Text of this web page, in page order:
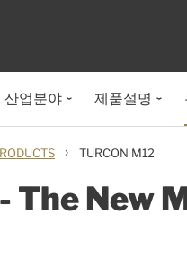
산업분야 제품설명
› TURCON M12
The New